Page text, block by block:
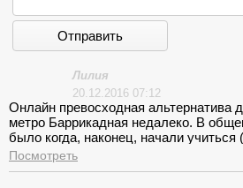
Отправить
Лилия
20.12.2016 07:12
Онлайн превосходная альтернатива
метро Баррикадная недалеко. В
было когда, наконец, начали
полного набора в группу). Отличная
машинки классные!
Посмотреть